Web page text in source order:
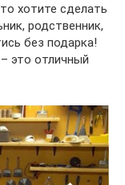
хотите сделать
родственник,
без подарка!
это отличный